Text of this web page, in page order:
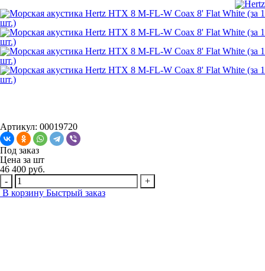
Артикул: 00019720
Под заказ
Цена за шт
46 400 руб.
-
+
В корзину Быстрый заказ